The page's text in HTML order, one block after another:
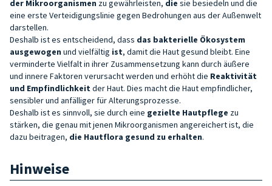
der Mikroorganismen zu gewährleisten, die sie besiedeln und die
eine erste Verteidigungslinie gegen Bedrohungen aus der Außenwelt
darstellen.
Deshalb ist es entscheidend, dass das bakterielle Ökosystem
ausgewogen und vielfältig ist, damit die Haut gesund bleibt. Eine
verminderte Vielfalt in ihrer Zusammensetzung kann durch äußere
und innere Faktoren verursacht werden und erhöht die Reaktivität
und Empfindlichkeit der Haut. Dies macht die Haut empfindlicher,
sensibler und anfälliger für Alterungsprozesse.
Deshalb ist es sinnvoll, sie durch eine gezielte Hautpflege zu
stärken, die genau mit jenen Mikroorganismen angereichert ist, die
dazu beitragen, die Hautflora gesund zu erhalten.
Hinweise